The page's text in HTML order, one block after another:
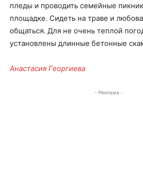
пледы и проводить семейные
площадке. Сидеть на траве и
общаться. Для не очень теплой
установлены длинные бетонные
Анастасия Георгиева
- Реклама -